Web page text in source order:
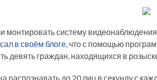
монтировать систему
в своём блоге, что с помощью
девять граждан, находящихся в
распознавать до 20 лиц в секунду с